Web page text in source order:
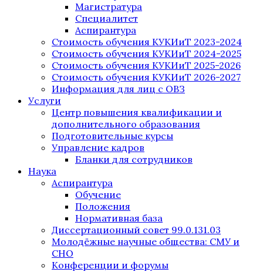
Магистратура
Специалитет
Аспирантура
Стоимость обучения КУКИиТ 2023-2024
Стоимость обучения КУКИиТ 2024-2025
Стоимость обучения КУКИиТ 2025-2026
Стоимость обучения КУКИиТ 2026-2027
Информация для лиц с ОВЗ
Услуги
Центр повышения квалификации и
дополнительного образования
Подготовительные курсы
Управление кадров
Бланки для сотрудников
Наука
Аспирантура
Обучение
Положения
Нормативная база
Диссертационный совет 99.0.131.03
Молодёжные научные общества: СМУ и
СНО
Конференции и форумы